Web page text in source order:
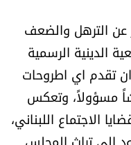
عن الترهل والضعف
الدينية الرسمية
تقدم اي اطروحات
مسؤولاً، وتعكس
الاجتماع اللبناني،